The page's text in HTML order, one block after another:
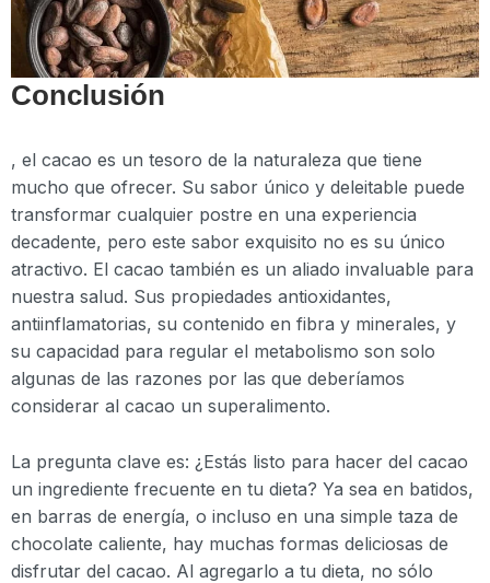
Conclusión
, el cacao es un tesoro de la naturaleza que tiene
mucho que ofrecer. Su sabor único y deleitable puede
transformar cualquier postre en una experiencia
decadente, pero este sabor exquisito no es su único
atractivo. El cacao también es un aliado invaluable para
nuestra salud. Sus propiedades antioxidantes,
antiinflamatorias, su contenido en fibra y minerales, y
su capacidad para regular el metabolismo son solo
algunas de las razones por las que deberíamos
considerar al cacao un superalimento.
La pregunta clave es: ¿Estás listo para hacer del cacao
un ingrediente frecuente en tu dieta? Ya sea en batidos,
en barras de energía, o incluso en una simple taza de
chocolate caliente, hay muchas formas deliciosas de
disfrutar del cacao. Al agregarlo a tu dieta, no sólo